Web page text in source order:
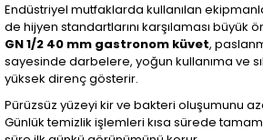
Endüstriyel mutfaklarda kullanılan
de hijyen standartlarını karşılaması büyük
GN 1/2 40 mm gastronom küvet,
sayesinde darbelere, yoğun kullanıma ve
yüksek direnç gösterir.
Pürüzsüz yüzeyi kir ve bakteri oluşumunu
Günlük temizlik işlemleri kısa sürede